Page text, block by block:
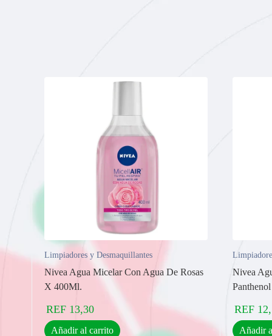
Limpiadores y Desmaquillantes
Nivea Agua Micelar Con Agua De Rosas
X 400Ml.
REF 13,30
Añadir al carrito
Nivea
REF
Añadir